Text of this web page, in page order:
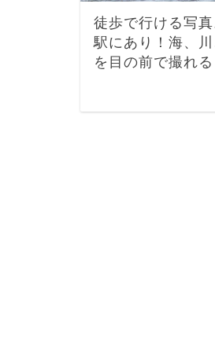
徒歩で行ける写
駅にあり！海、
を目の前で撮れ